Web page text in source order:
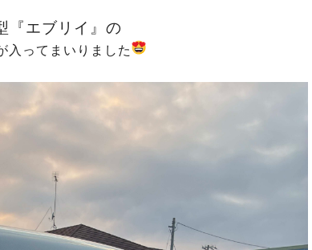
『エブリイ』の
入ってまいりました